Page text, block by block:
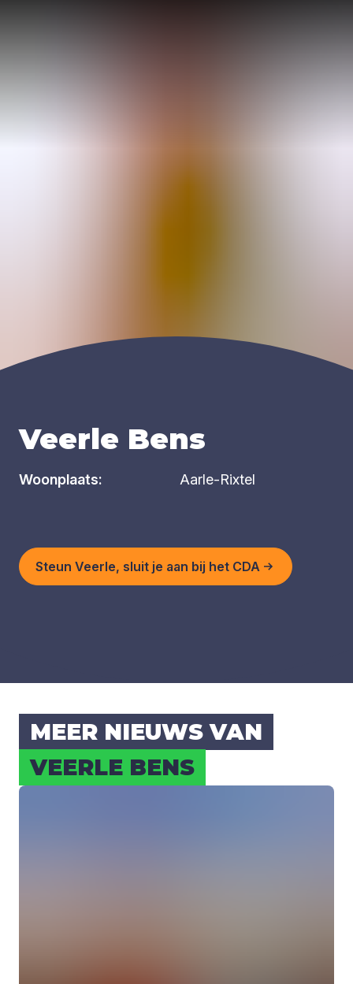
Veerle Bens
Woonplaats: Aarle-Rixtel
Steun Veerle, sluit je aan bij het CDA
MEER NIEUWS VAN
VEER­LE BENS